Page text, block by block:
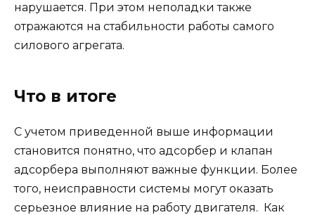
нарушается. При этом неполадки также
отражаются на стабильности работы самого
силового агрегата.
Что в итоге
С учетом приведенной выше информации
становится понятно, что адсорбер и клапан
адсорбера выполняют важные функции. Более
того, неисправности системы могут оказать
серьезное влияние на работу двигателя. Как